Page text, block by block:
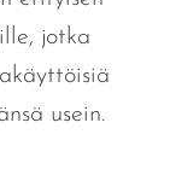
jotka
usein.